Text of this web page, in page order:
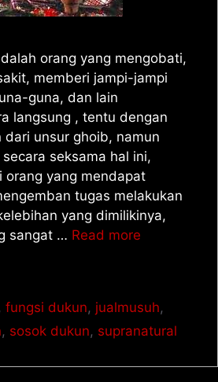
orang yang mengobati,
memberi jampi-jampi
guna, dan lain
langsung , tentu dengan
unsur ghoib, namun
seksama hal ini,
orang yang mendapat
tugas melakukan
yang dimilikinya,
sangat … Read more
fungsi dukun, jualmusuh,
, sosok dukun, supranatural